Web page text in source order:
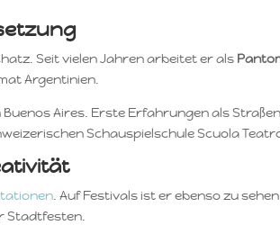
Seit vielen Jahren arbeitet er als
Argentinien.
Aires. Erste Erfahrungen als
Schauspielschule Scuola
. Auf Festivals ist er ebenso zu
Stadtfesten.